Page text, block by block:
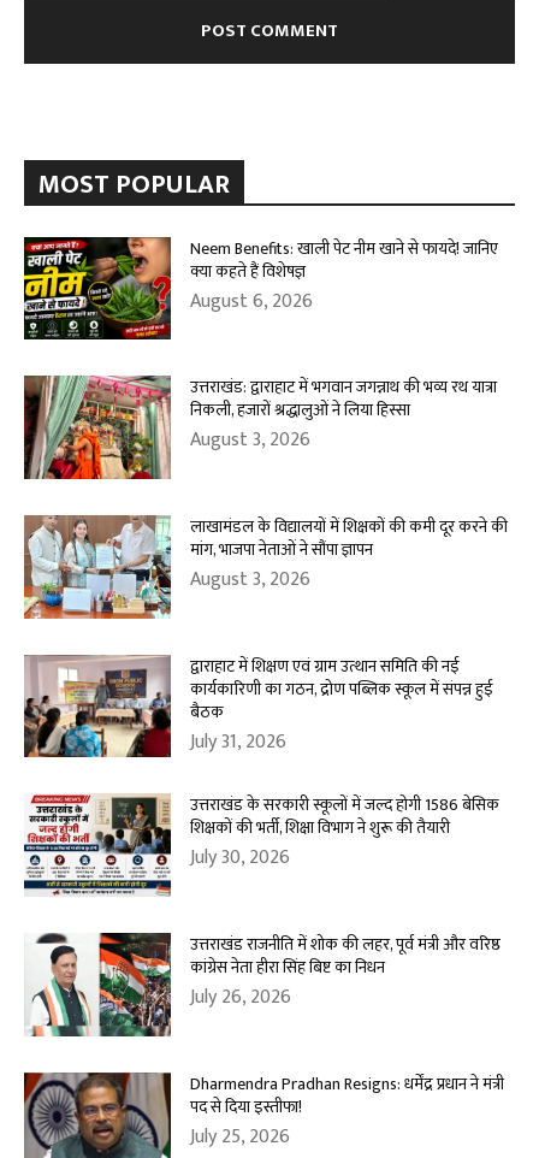
MOST POPULAR
Neem Benefits: खाली पेट नीम खाने से फायदे! जानिए
क्या कहते हैं विशेषज्ञ
August 6, 2026
उत्तराखंड: द्वाराहाट में भगवान जगन्नाथ की भव्य रथ यात्रा
निकली, हजारों श्रद्धालुओं ने लिया हिस्सा
August 3, 2026
लाखामंडल के विद्यालयों में शिक्षकों की कमी दूर करने की
मांग, भाजपा नेताओं ने सौंपा ज्ञापन
August 3, 2026
द्वाराहाट में शिक्षण एवं ग्राम उत्थान समिति की नई
कार्यकारिणी का गठन, द्रोण पब्लिक स्कूल में संपन्न हुई
बैठक
July 31, 2026
उत्तराखंड के सरकारी स्कूलों में जल्द होगी 1586 बेसिक
शिक्षकों की भर्ती, शिक्षा विभाग ने शुरू की तैयारी
July 30, 2026
उत्तराखंड राजनीति में शोक की लहर, पूर्व मंत्री और वरिष्ठ
कांग्रेस नेता हीरा सिंह बिष्ट का निधन
July 26, 2026
Dharmendra Pradhan Resigns: धर्मेंद्र प्रधान ने मंत्री
पद से दिया इस्तीफा!
July 25, 2026